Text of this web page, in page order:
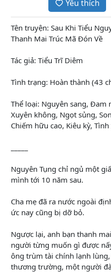
Yêu thích
Tên truyện: Sau Khi Tiểu
Thanh Mai Trúc Mã Đón Về
Tác giả: Tiểu Trĩ Diêm
Tình trạng: Hoàn thành (43
Thể loại: Nguyên sang, Đam
Xuyên không, Ngọt sủng,
Chiếm hữu cao, Kiêu kỳ, Tình
Nguyên Tụng chỉ ngủ một
mình tới 10 năm sau.
Cha mẹ đã ra nước ngoài
ức nay cũng bị dỡ bỏ.
Ngược lại, anh bạn thanh
người từng muốn gì được
ông trùm tài chính lạnh
thương trường, một người